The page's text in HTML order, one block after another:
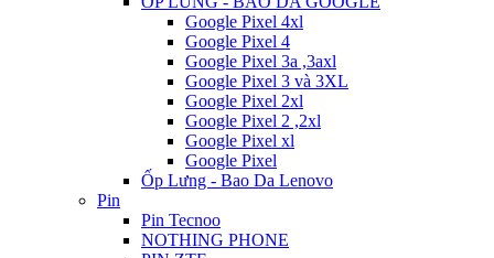
Google Pixel 4xl
Google Pixel 4
Google Pixel 3a ,3axl
Google Pixel 3 và 3XL
Google Pixel 2xl
Google Pixel 2 ,2xl
Google Pixel xl
Google Pixel
Ốp Lưng - Bao Da Lenovo
Pin
Pin Tecnoo
NOTHING PHONE